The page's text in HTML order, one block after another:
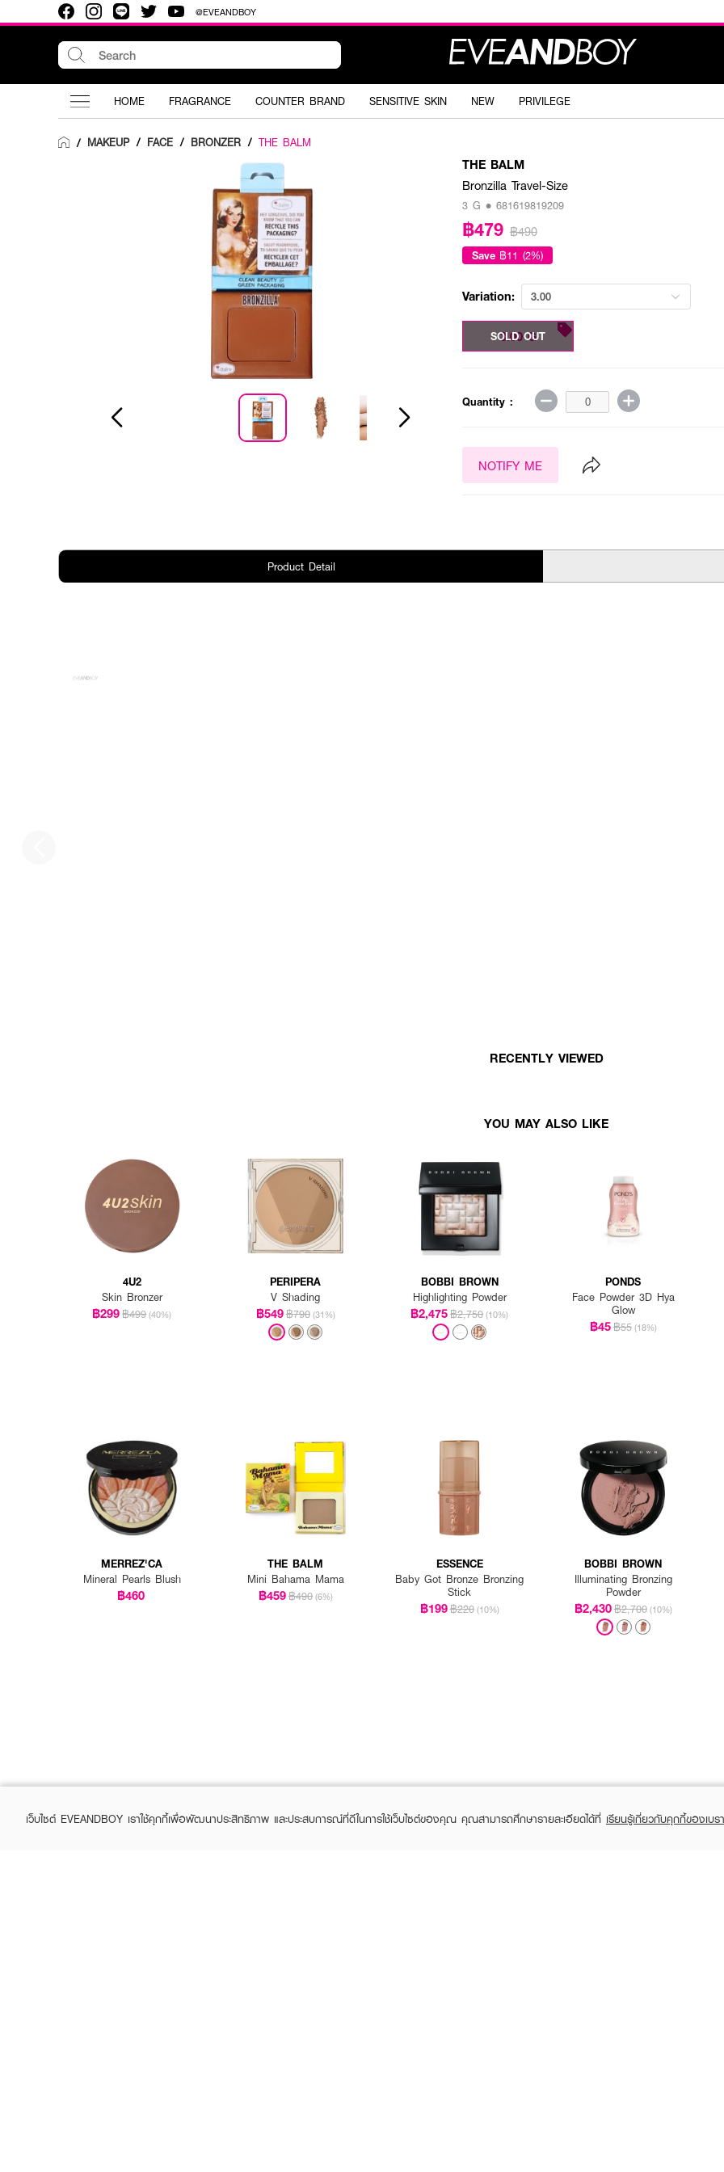
@EVEANDBOY
HOME FRAGRANCE COUNTER BRAND SENSITIVE SKIN NEW PRIVILEGE
/ MAKEUP / FACE / BRONZER / THE BALM
THE BALM
Bronzilla Travel-Size
3 G • 681619819209
฿479 ฿490
Save ฿11 (2%)
Variation: 3.00
3.00 G
SOLD OUT
Quantity :
NOTIFY ME
Product Detail
RECENTLY VIEWED
YOU MAY ALSO LIKE
4U2
Skin Bronzer
฿299฿499 (40%)
PERIPERA
V Shading
฿549฿790 (31%)
BOBBI BROWN
Highlighting Powder
฿2,475฿2,750 (10%)
PONDS
Face Powder 3D Hya
Glow
฿45฿55 (18%)
MERREZ'CA
Mineral Pearls Blush
฿460
THE BALM
Mini Bahama Mama
฿459฿490 (6%)
ESSENCE
Baby Got Bronze Bronzing
Stick
฿199฿220 (10%)
BOBBI BROWN
Illuminating Bronzing
Powder
฿2,430฿2,700 (10%)
เว็บไซต์ EVEANDBOY เราใช้คุกกี้เพื่อพัฒนาประสิทธิภาพ และประสบการณ์ที่ดีในการใช้เว็บไซต์ของคุณ คุณสามารถศึกษารายละเอียดได้ที่ เรียนรู้เกี่ยวกับคุกกี้ของเบร